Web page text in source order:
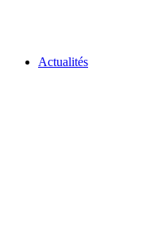
Actualités